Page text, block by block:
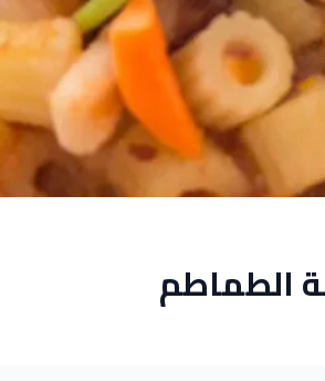
الطماطم